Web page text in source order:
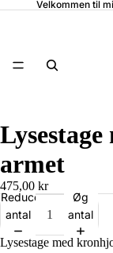
Velkommen til
armet
475,00 kr
Reducer
antal
Øg
antal
Lysestage med